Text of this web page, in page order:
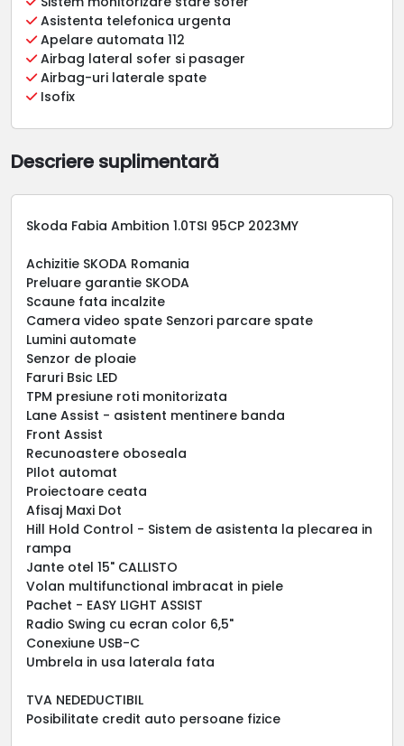
Asistenta telefonica urgenta
Apelare automata 112
Airbag lateral sofer si pasager
Airbag-uri laterale spate
Isofix
Descriere suplimentară
Skoda Fabia Ambition 1.0TSI 95CP 2023MY
Achizitie SKODA Romania
Preluare garantie SKODA
Scaune fata incalzite
Camera video spate Senzori parcare spate
Lumini automate
Senzor de ploaie
Faruri Bsic LED
TPM presiune roti monitorizata
Lane Assist - asistent mentinere banda
Front Assist
Recunoastere oboseala
PIlot automat
Proiectoare ceata
Afisaj Maxi Dot
Hill Hold Control - Sistem de asistenta la plecarea in
rampa
Jante otel 15" CALLISTO
Volan multifunctional imbracat in piele
Pachet - EASY LIGHT ASSIST
Radio Swing cu ecran color 6,5"
Conexiune USB-C
Umbrela in usa laterala fata
TVA NEDEDUCTIBIL
Posibilitate credit auto persoane fizice